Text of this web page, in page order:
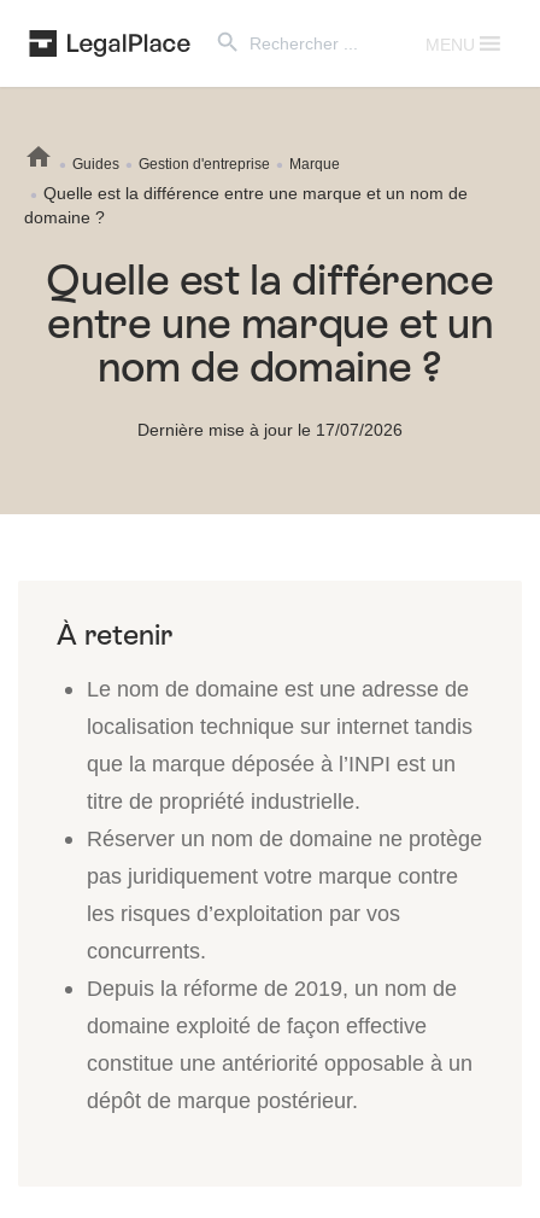
for:
MENU
Guides Gestion d'entreprise Marque
Quelle est la différence entre une marque et un nom de
domaine ?
Quelle est la différence
entre une marque et un
nom de domaine ?
Dernière mise à jour le 17/07/2026
Le nom de domaine est une adresse de
localisation technique sur internet tandis
que la marque déposée à l’INPI est un
titre de propriété industrielle.
Réserver un nom de domaine ne protège
pas juridiquement votre marque contre
les risques d’exploitation par vos
concurrents.
Depuis la réforme de 2019, un nom de
domaine exploité de façon effective
constitue une antériorité opposable à un
dépôt de marque postérieur.